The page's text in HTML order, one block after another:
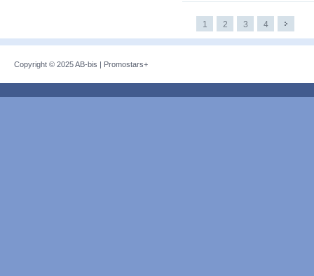
1 2 3 4
Copyright © 2025AB-bis | Promostars+